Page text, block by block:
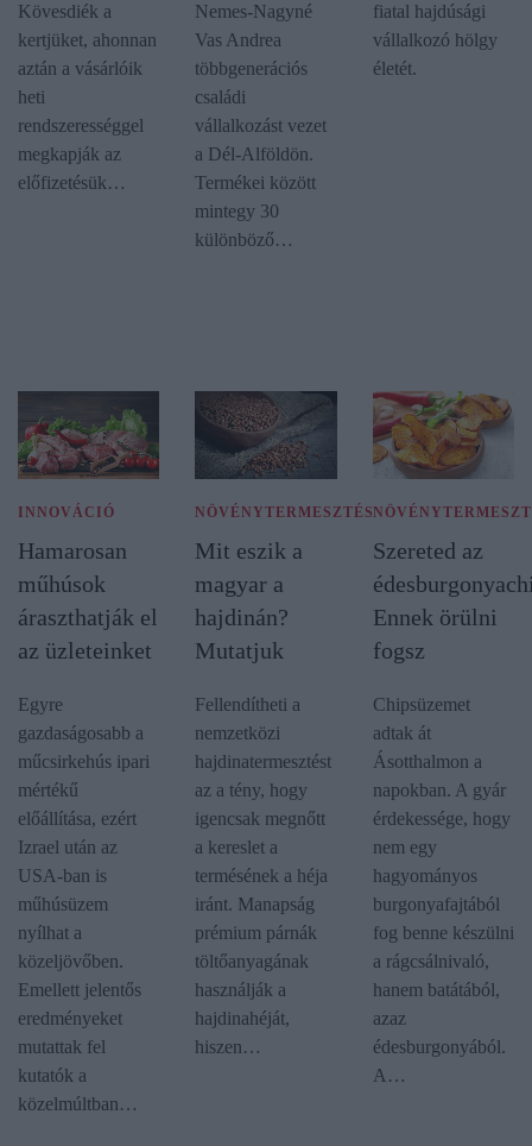
Kövesdiék a
kertjüket, ahonnan
aztán a vásárlóik
heti
rendszerességgel
megkapják az
előfizetésük…
Nemes-Nagyné
Vas Andrea
többgenerációs
családi
vállalkozást vezet
a Dél-Alföldön.
Termékei között
mintegy 30
különböző…
fiatal hajdúsági
vállalkozó hölgy
életét.
INNOVÁCIÓ
Hamarosan
műhúsok
áraszthatják el
az üzleteinket
Egyre
gazdaságosabb a
műcsirkehús ipari
mértékű
előállítása, ezért
Izrael után az
USA-ban is
műhúsüzem
nyílhat a
közeljövőben.
Emellett jelentős
eredményeket
mutattak fel
kutatók a
közelmúltban…
NÖVÉNYTERMESZTÉS
Mit eszik a
magyar a
hajdinán?
Mutatjuk
Fellendítheti a
nemzetközi
hajdinatermesztést
az a tény, hogy
igencsak megnőtt
a kereslet a
termésének a héja
iránt. Manapság
prémium párnák
töltőanyagának
használják a
hajdinahéját,
hiszen…
Szereted az
Ennek örülni
fogsz
Chipsüzemet
adtak át
Ásotthalmon a
napokban. A gyár
érdekessége, hogy
nem egy
hagyományos
burgonyafajtából
fog benne készülni
a rágcsálnivaló,
hanem batátából,
azaz
édesburgonyából.
A…